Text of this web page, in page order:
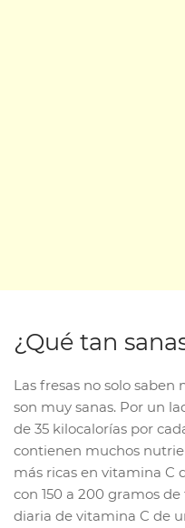
¿Qué tan
Las fresas no solo
son muy sanas. Por un
de 35 kilocalorías por
contienen muchos
más ricas en vitamina C
con 150 a 200 gramos
diaria de vitamina C de